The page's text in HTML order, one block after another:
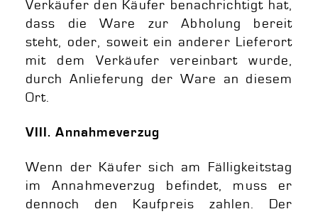
Verkäufer den Käufer benachrichtigt hat,
dass die Ware zur Abholung bereit
steht, oder, soweit ein anderer Lieferort
mit dem Verkäufer vereinbart wurde,
durch Anlieferung der Ware an diesem
Ort.
VIII. Annahmeverzug
Wenn der Käufer sich am Fälligkeitstag
im Annahmeverzug befindet, muss er
dennoch den Kaufpreis zahlen. Der